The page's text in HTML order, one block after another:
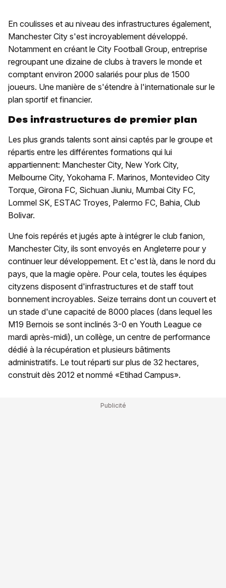
En coulisses et au niveau des infrastructures également,
Manchester City s'est incroyablement développé.
Notamment en créant le City Football Group, entreprise
regroupant une dizaine de clubs à travers le monde et
comptant environ 2000 salariés pour plus de 1500
joueurs. Une manière de s'étendre à l'internationale sur le
plan sportif et financier.
Des infrastructures de premier plan
Les plus grands talents sont ainsi captés par le groupe et
répartis entre les différentes formations qui lui
appartiennent: Manchester City, New York City,
Melbourne City, Yokohama F. Marinos, Montevideo City
Torque, Girona FC, Sichuan Jiuniu, Mumbai City FC,
Lommel SK, ESTAC Troyes, Palermo FC, Bahia, Club
Bolivar.
Une fois repérés et jugés apte à intégrer le club fanion,
Manchester City, ils sont envoyés en Angleterre pour y
continuer leur développement. Et c'est là, dans le nord du
pays, que la magie opère. Pour cela, toutes les équipes
cityzens disposent d'infrastructures et de staff tout
bonnement incroyables. Seize terrains dont un couvert et
un stade d'une capacité de 8000 places (dans lequel les
M19 Bernois se sont inclinés 3-0 en Youth League ce
mardi après-midi), un collège, un centre de performance
dédié à la récupération et plusieurs bâtiments
administratifs. Le tout réparti sur plus de 32 hectares,
construit dès 2012 et nommé «Etihad Campus».